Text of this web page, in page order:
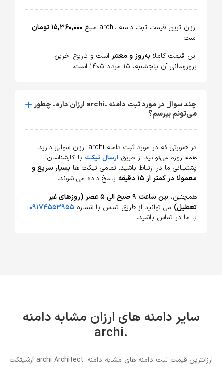
ارزان ترین قیمت ثبت دامنه .archi مبلغ
۱۵,۳۶۰,۰۰۰ تومان
است.
این قیمت کاملا به‌روز و معتبر است و تاریخ آخرین
بروزرسانی آن پنجشنبه، ۱۵ مرداد ۱۴۰۵ است.
چند سوال در مورد ثبت دامنه .archi ارزان دارم. چطور
می‌تونم بپرسم؟
در صورتی که در مورد ثبت دامنه archi ارزان سوالی دارید،
همه روزه می‌توانید از طریق ارسال تیکت با کارشناسان
پشتیبانی ما در ارتباط باشید. تمامی تیکت ها بسیار سریع و
معمولا در کمتر از ۱۵ دقیقه
پاسخ داده می شوند.
همچنین،
بین ساعت ۹ صبح الی ۵ عصر (روزهای غیر
تعطیل) می توانید از طریق تماس با شماره ۰۹۱۷۴۵۵۳۹۵۵
با ما در تماس باشید.
سایر دامنه های ارزان مشابه دامنه
.archi
ارزانترین قیمت ثبت دامنه های مشابه دامنه .archi Architect آرشیتکت